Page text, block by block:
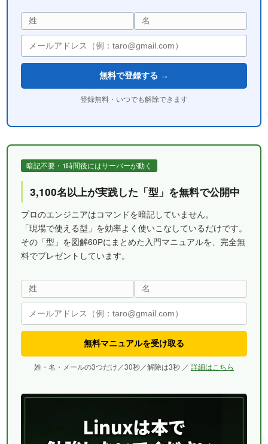
無料で登録する →
登録無料・いつでも解除できます
暗記不要・1時間後にはサーバーが動く
3,100名以上が実践した「型」を無料で公開中
プロのエンジニアはコマンドを暗記していません。
「現場で使える型」を効率よく使いこなしているだけです。
その「型」を図解60Pにまとめた入門マニュアルを、完全無
料でプレゼントしています。
無料マニュアルを受け取る
姓・名・メールの3つだけ／30秒／解除は3秒 ／ 詳細はこちら